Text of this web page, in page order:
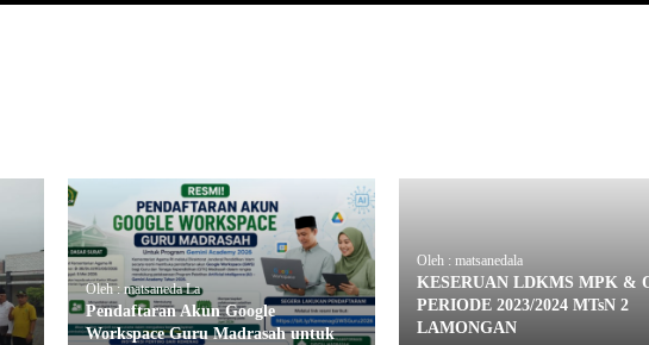
Oleh : matsaneda La
Pendaftaran Akun Google
Workspace Guru Madrasah untuk
Oleh : matsanedala
KESERUAN LDKMS MPK &
PERIODE 2023/2024 MTsN 2
LAMONGAN